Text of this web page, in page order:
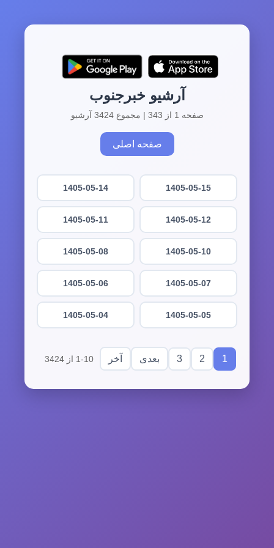
آرشیو خبرجنوب
صفحه 1 از 343 | مجموع 3424 آرشیو
صفحه اصلی
1405-05-15
1405-05-14
1405-05-12
1405-05-11
1405-05-10
1405-05-08
1405-05-07
1405-05-06
1405-05-05
1405-05-04
1
2
3 بعدی آخر 1-10 از 3424